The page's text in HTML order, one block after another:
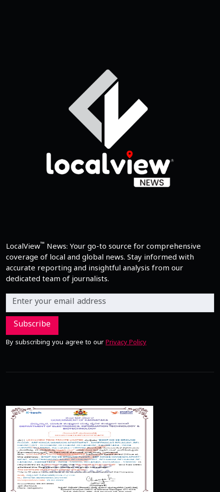
LocalView™ News: Your go-to source for comprehensive
coverage of local and global news. Stay informed with
accurate reporting and insightful analysis from our
dedicated team of journalists.
Subscribe
By subscribing you agree to our Privacy Policy